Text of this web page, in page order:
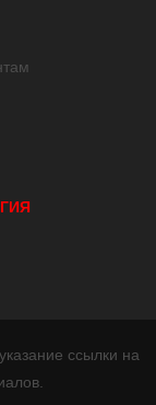
ссылки на